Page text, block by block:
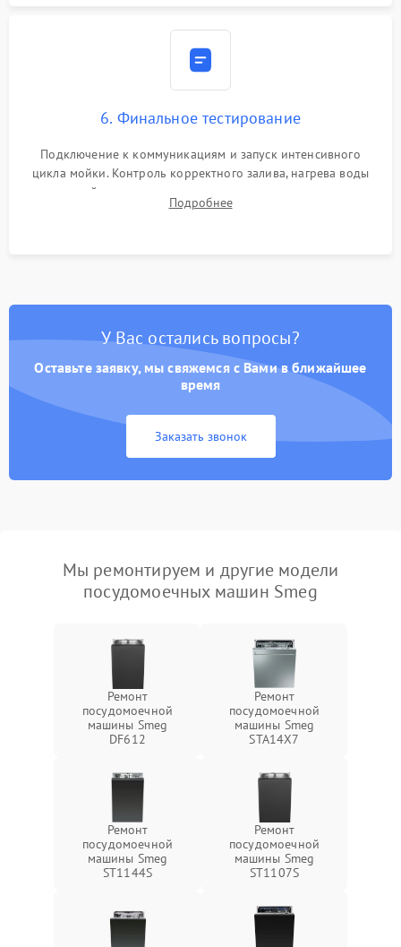
6. Финальное тестирование
Подключение к коммуникациям и запуск интенсивного
цикла мойки. Контроль корректного залива, нагрева воды
до нужной температуры, отсутствия посторонних шумов,
штатного слива и абсолютной сухости в поддоне.
Подробнее
У Вас остались вопросы?
Оставьте заявку, мы свяжемся с Вами в ближайшее
время
Заказать звонок
Мы ремонтируем и другие модели
посудомоечных машин Smeg
Ремонт
посудомоечной
машины Smeg
DF612
Ремонт
посудомоечной
машины Smeg
STA14X7
Ремонт
посудомоечной
машины Smeg
ST1144S
Ремонт
посудомоечной
машины Smeg
ST1107S